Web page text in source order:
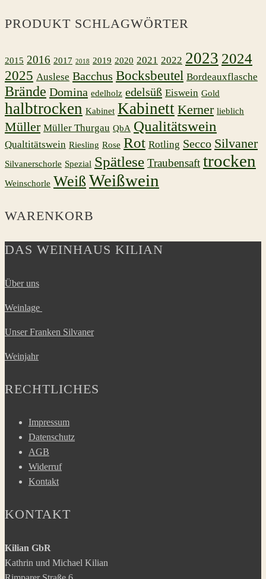
PRODUKT SCHLAGWÖRTER
2015 2016 2017 2018 2019 2020 2021 2022 2023 2024
2025 Auslese Bacchus Bocksbeutel Bordeauxflasche
Brände Domina edelholz edelsüß Eiswein Gold
halbtrocken Kabinet Kabinett Kerner lieblich
Müller Müller Thurgau QbA Qualitätswein
Qualtitätswein Riesling Rose Rot Rotling Secco Silvaner
Silvanerschorle Spezial Spätlese Traubensaft trocken
Weinschorle Weiß Weißwein
WARENKORB
DAS WEINHAUS KILIAN
Über uns
Weinlage
Unser Franken Silvaner
Weinjahr
RECHTLICHES
Impressum
Datenschutz
AGB
Widerruf
Kontakt
KONTAKT
Kilian GbR
Kathrin und Michael Kilian